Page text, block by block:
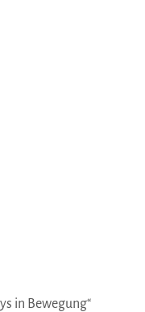
in Bewegung“